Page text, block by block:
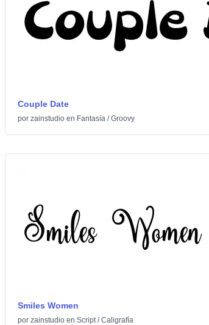
Couple Date
por zainstudioen Fantasía/Groovy
Smiles Women
por zainstudioen Script/Caligrafía